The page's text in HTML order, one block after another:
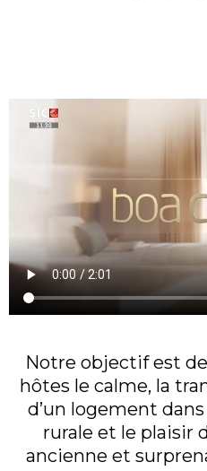
Notre objectif est
hôtes le calme, la
d’un logement
rurale et le plaisir
ancienne et